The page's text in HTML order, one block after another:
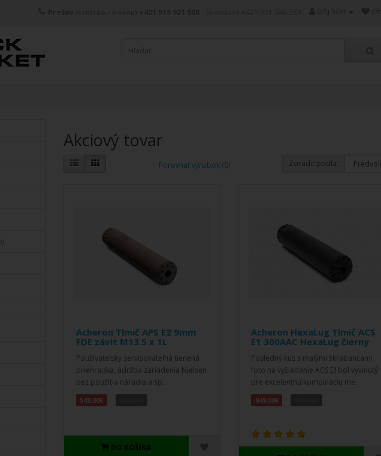
Prešov +421 915 921 508
Akciový tovar
Porovnať výrobok (0) Zoradiť podľa:
Acheron Tlmič APS E2 9mm
FDE závit M13.5 x 1L
Používateľsky servisovateľná tienená
priehradka, údržba zariadenia Nielsen
bez použitia náradia a šp..
549,00€
DO KOŠÍKA
Acheron HexaLug Tlmič ACS
E1 300AAC HexaLug čierny
Posledný kus s malými škrabancami
foto na vyžiadanie.ACS E1bol vyvinutý
pre excelentnú kombináciu me..
949,00€